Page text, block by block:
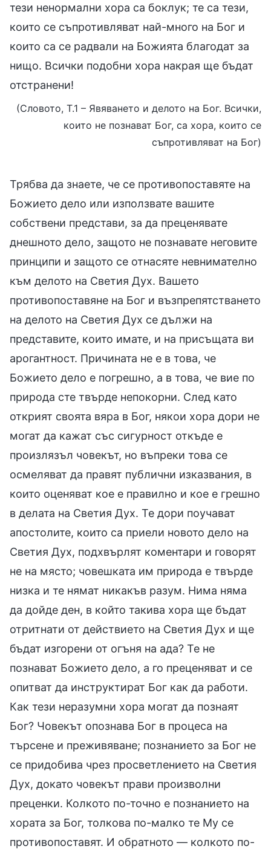
тези ненормални хора са боклук; те са тези,
които се съпротивляват най-много на Бог и
които са се радвали на Божията благодат за
нищо. Всички подобни хора накрая ще бъдат
отстранени!
(Словото, Т.1 – Явяването и делото на Бог. Всички,
които не познават Бог, са хора, които се
съпротивляват на Бог)
Трябва да знаете, че се противопоставяте на
Божието дело или използвате вашите
собствени представи, за да преценявате
днешното дело, защото не познавате неговите
принципи и защото се отнасяте невнимателно
към делото на Светия Дух. Вашето
противопоставяне на Бог и възпрепятстването
на делото на Светия Дух се дължи на
представите, които имате, и на присъщата ви
арогантност. Причината не е в това, че
Божието дело е погрешно, а в това, че вие по
природа сте твърде непокорни. След като
открият своята вяра в Бог, някои хора дори не
могат да кажат със сигурност откъде е
произлязъл човекът, но въпреки това се
осмеляват да правят публични изказвания, в
които оценяват кое е правилно и кое е грешно
в делата на Светия Дух. Те дори поучават
апостолите, които са приели новото дело на
Светия Дух, подхвърлят коментари и говорят
не на място; човешката им природа е твърде
низка и те нямат никакъв разум. Нима няма
да дойде ден, в който такива хора ще бъдат
отритнати от действието на Светия Дух и ще
бъдат изгорени от огъня на ада? Те не
познават Божието дело, а го преценяват и се
опитват да инструктират Бог как да работи.
Как тези неразумни хора могат да познаят
Бог? Човекът опознава Бог в процеса на
търсене и преживяване; познанието за Бог не
се придобива чрез просветлението на Светия
Дух, докато човекът прави произволни
преценки. Колкото по-точно е познанието на
хората за Бог, толкова по-малко те Му се
противопоставят. И обратното — колкото по-